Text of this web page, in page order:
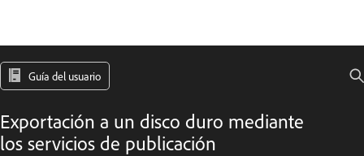
Guía del usuario
Exportación a un disco duro mediante
los servicios de publicación